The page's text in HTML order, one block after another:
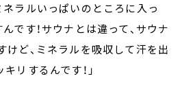
ネラルいっぱいのところに入っ
です！サウナとは違って、サウナ
けど、ミネラルを吸収して汗を出
リするんです！」